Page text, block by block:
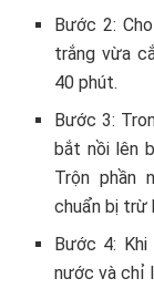
Bước 2:
trắng vừa
40 phút.
Bước 3:
bắt nồi lên
Trộn phần
chuẩn bị trừ
Bước 4:
nước và chỉ